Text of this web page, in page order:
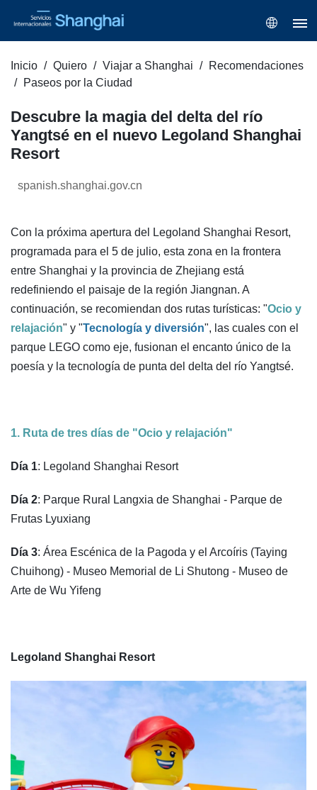
Inicio Quiero Viajar a Shanghai
Recomendaciones
Paseos por la Ciudad
Descubre la magia del delta del río
Yangtsé en el nuevo Legoland Shanghai
Resort
spanish.shanghai.gov.cn
Con la próxima apertura del Legoland Shanghai Resort,
programada para el 5 de julio, esta zona en la frontera
entre Shanghai y la provincia de Zhejiang está
redefiniendo el paisaje de la región Jiangnan. A
continuación, se recomiendan dos rutas turísticas: "Ocio y
relajación" y "Tecnología y diversión", las cuales con el
parque LEGO como eje, fusionan el encanto único de la
poesía y la tecnología de punta del delta del río Yangtsé.
1. Ruta de tres días de "Ocio y relajación"
Día 1: Legoland Shanghai Resort
Día 2: Parque Rural Langxia de Shanghai - Parque de
Frutas Lyuxiang
Día 3: Área Escénica de la Pagoda y el Arcoíris (Taying
Chuihong) - Museo Memorial de Li Shutong - Museo de
Arte de Wu Yifeng
Legoland Shanghai Resort